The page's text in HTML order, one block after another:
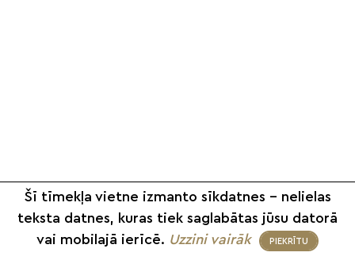
Šī tīmekļa vietne izmanto sīkdatnes – nelielas
teksta datnes, kuras tiek saglabātas jūsu datorā
vai mobilajā ierīcē. Uzzini vairāk PIEKRĪTU